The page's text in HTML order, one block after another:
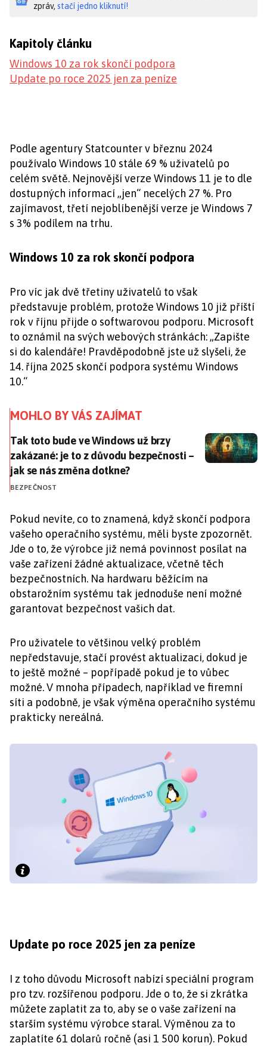
zpráv, stačí jedno kliknutí!
Kapitoly článku
Windows 10 za rok skončí podpora
Update po roce 2025 jen za peníze
Podle agentury Statcounter v březnu 2024
používalo Windows 10 stále 69 % uživatelů po
celém světě. Nejnovější verze Windows 11 je to dle
dostupných informací „jen“ necelých 27 %. Pro
zajímavost, třetí nejoblíbenější verze je Windows 7
s 3% podílem na trhu.
Windows 10 za rok skončí podpora
Pro víc jak dvě třetiny uživatelů to však
představuje problém, protože Windows 10 již příští
rok v říjnu přijde o softwarovou podporu. Microsoft
to oznámil na svých webových stránkách: „Zapište
si do kalendáře! Pravděpodobně jste už slyšeli, že
14. října 2025 skončí podpora systému Windows
10.“
MOHLO BY VÁS ZAJÍMAT
Tak toto bude ve Windows už brzy zakázané: je to z
Tak toto bude ve Windows už brzy
zakázané: je to z důvodu bezpečnosti –
jak se nás změna dotkne?
BEZPEČNOST
Pokud nevíte, co to znamená, když skončí podpora
vašeho operačního systému, měli byste zpozornět.
Jde o to, že výrobce již nemá povinnost posílat na
vaše zařízení žádné aktualizace, včetně těch
bezpečnostních. Na hardwaru běžícím na
obstarožním systému tak jednoduše není možné
garantovat bezpečnost vašich dat.
Pro uživatele to většinou velký problém
nepředstavuje, stačí provést aktualizaci, dokud je
to ještě možné – popřípadě pokud je to vůbec
možné. V mnoha případech, například ve firemní
síti a podobně, je však výměna operačního systému
prakticky nereálná.
Update po roce 2025 jen za peníze
I z toho důvodu Microsoft nabízí speciální program
pro tzv. rozšířenou podporu. Jde o to, že si zkrátka
můžete zaplatit za to, aby se o vaše zařízení na
starším systému výrobce staral. Výměnou za to
zaplatíte 61 dolarů ročně (asi 1 500 korun). Pokud